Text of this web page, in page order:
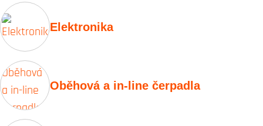
Elektronika
Oběhová a in-line čerpadla